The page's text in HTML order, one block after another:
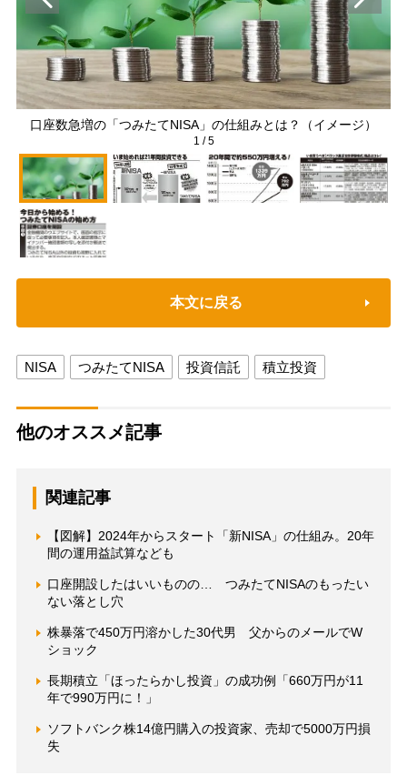
口座数急増の「つみたてNISA」の仕組みとは？（イメージ）
1 /5
本文に戻る
NISA つみたてNISA 投資信託 積立投資
他のオススメ記事
関連記事
【図解】2024年からスタート「新NISA」の仕組み。20年
間の運用益試算なども
口座開設したはいいものの… つみたてNISAのもったい
ない落とし穴
株暴落で450万円溶かした30代男 父からのメールでW
ショック
長期積立「ほったらかし投資」の成功例「660万円が11
年で990万円に！」
ソフトバンク株14億円購入の投資家、売却で5000万円損
失